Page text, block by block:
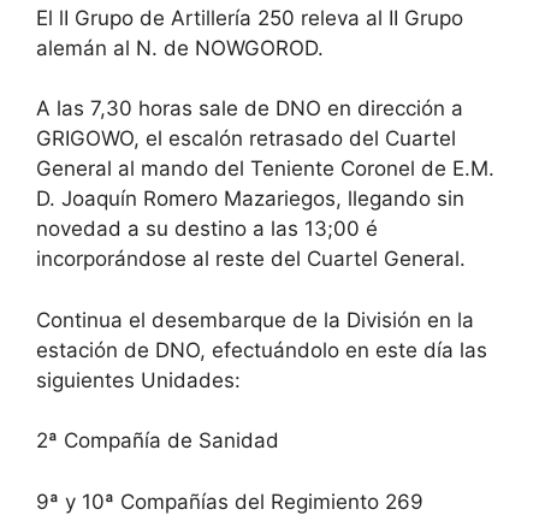
El lI Grupo de Artillería 250 releva al II Grupo
alemán al N. de NOWGOROD.
A las 7,30 horas sale de DNO en dirección a
GRIGOWO, el escalón retrasado del Cuartel
General al mando del Teniente Coronel de E.M.
D. Joaquín Romero Mazariegos, llegando sin
novedad a su destino a las 13;00 é
incorporándose al reste del Cuartel General.
Continua el desembarque de la División en la
estación de DNO, efectuándolo en este día las
siguientes Unidades:
2ª Compañía de Sanidad
9ª y 10ª Compañías del Regimiento 269